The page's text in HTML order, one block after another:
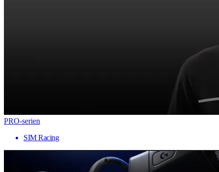
PRO-serien
SIM Racing